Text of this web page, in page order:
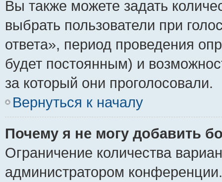
Вы также можете задать
выбрать пользователи при
ответа», период проведения
будет постоянным) и
за который они проголосовали.
Вернуться к началу
Почему я не могу добавить
Ограничение количества
администратором